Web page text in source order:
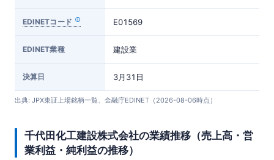
EDINETコード E01569
EDINET業種 建設業
決算日 3月31日
出典: JPX東証上場銘柄一覧、金融庁EDINET（2026-08-06時点）
千代田化工建設株式会社の業績推移（売上高・営
業利益・純利益の推移）